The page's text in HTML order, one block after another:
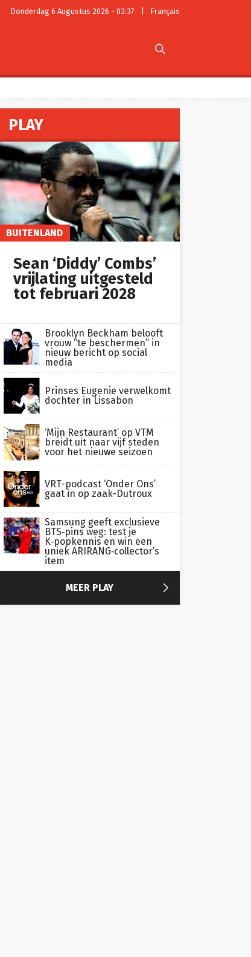
Donderdag 6 Augustus 2026 - 03:37 Français

PLAY
BUITENLAND
Sean ‘Diddy’ Combs’
vrijlating uitgesteld
tot februari 2028
Brooklyn Beckham belooft
vrouw “te beschermen” in
nieuw bericht op social
media
Prinses Eugenie verwelkomt
dochter in Lissabon
‘Mijn Restaurant’ op VTM
breidt uit naar vijf steden
voor het nieuwe seizoen
VRT-podcast ‘Onder Ons’
gaat in op zaak-Dutroux
Samsung geeft exclusieve
BTS‑pins weg: test je
K‑popkennis en win een
uniek ARIRANG‑collector’s
item
MEER PLAY 